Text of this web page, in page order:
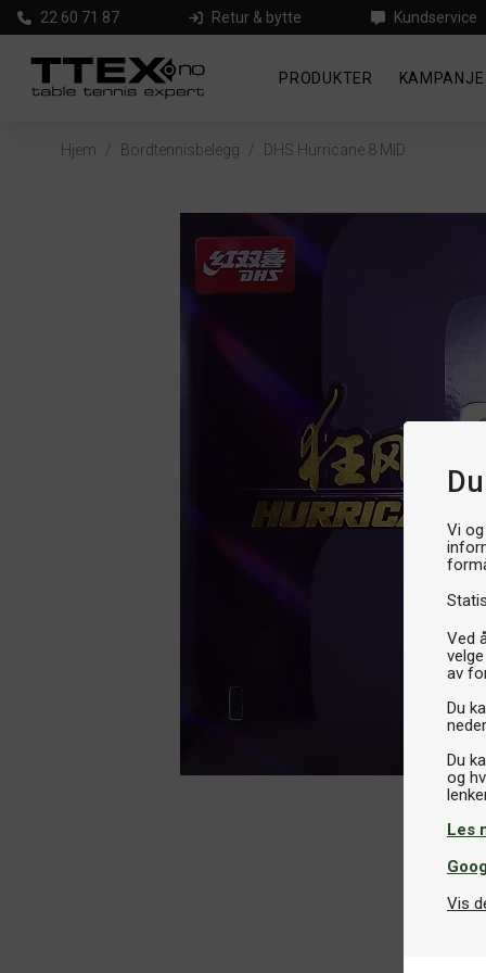
Vi
Ved
av
Du
Du
og
Les
Vis
22 60 71 87 Retur & bytte Kundservice
PRODUKTER KAMPANJE
Hjem / Bordtennisbelegg / DHS Hurricane 8 MID